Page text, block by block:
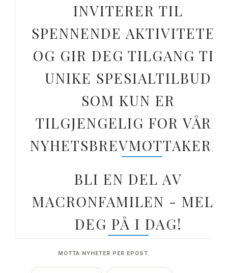
INVITERER TIL
SPENNENDE AKTIVITETER
OG GIR DEG TILGANG TIL
UNIKE SPESIALTILBUD
SOM KUN ER
TILGJENGELIG FOR VÅRE
NYHETSBREVMOTTAKERE.
BLI EN DEL AV
MACRONFAMILEN - MELD
DEG PÅ I DAG!
MOTTA NYHETER PER EPOST.